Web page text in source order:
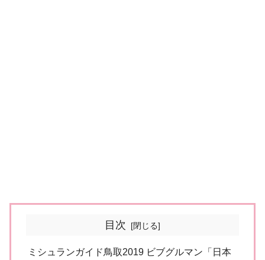
目次
ミシュランガイド鳥取2019 ビブグルマン「日本